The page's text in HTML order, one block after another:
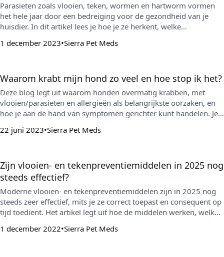
Parasieten zoals vlooien, teken, wormen en hartworm vormen
het hele jaar door een bedreiging voor de gezondheid van je
huisdier. In dit artikel lees je hoe je ze herkent, welke
vermijden om je hond of kat optimaal beschermd te houden.
1 december 2023 Sierra Pet Meds
Waarom krabt mijn hond zo veel en hoe stop ik het?
Deze blog legt uit waarom honden overmatig krabben, met
vlooien/parasieten en allergieën als belangrijkste oorzaken, en
hoe je aan de hand van symptomen gerichter kunt handelen. Je
houden en jeuk-episodes te verminderen.
22 juni 2023 Sierra Pet Meds
Zijn vlooien- en tekenpreventiemiddelen in 2025 nog
steeds effectief?
Moderne vlooien- en tekenpreventiemiddelen zijn in 2025 nog
steeds zeer effectief, mits je ze correct toepast en consequent op
tijd toedient. Het artikel legt uit hoe de middelen werken, welke
hele jaar door belangrijk blijft.
1 december 2022 Sierra Pet Meds